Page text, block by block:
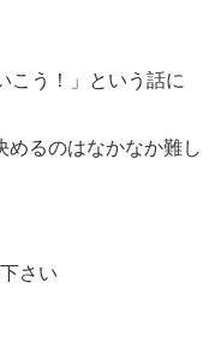
こう！」という話に
めるのはなかなか難し
さい